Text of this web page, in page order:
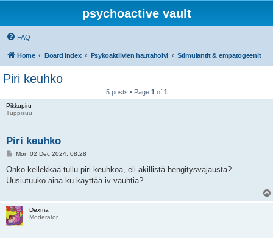
psychoactive vault
FAQ
Home Board index Psykoaktiivien hautaholvi Stimulantit & empatogeenit
Piri keuhko
5 posts • Page 1 of 1
Pikkupiru
Tuppisuu
Piri keuhko
P
s
Mon 02 Dec 2024, 08:28
Onko kellekkää tullu piri keuhkoa, eli äkillistä hengitysvajausta?
Uusiutuuko aina ku käyttää iv vauhtia?
Dexma
Moderator